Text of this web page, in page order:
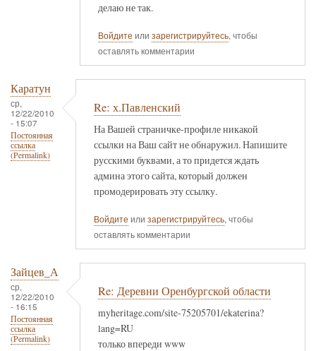
делаю не так.
Войдите или зарегистрируйтесь, чтобы
оставлять комментарии
Каратун
ср,
12/22/2010
- 15:07
Постоянная
ссылка
(Permalink)
Re: х.Павленский
На Вашей страничке-профиле никакой
ссылки на Ваш сайт не обнаружил. Напишите
русскими буквами, а то придется ждать
админа этого сайта, который должен
промодерировать эту ссылку.
Войдите или зарегистрируйтесь, чтобы
оставлять комментарии
Зайцев_А
ср,
12/22/2010
- 16:15
Постоянная
ссылка
(Permalink)
Re: Деревни Оренбургской области
myheritage.com/site-75205701/ekaterina?
lang=RU
только впереди www